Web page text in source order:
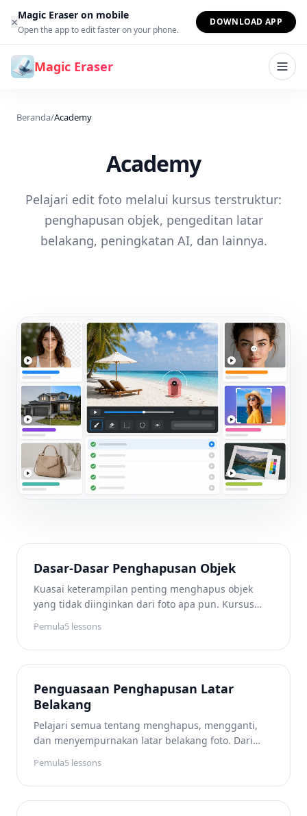
Lewati ke konten
×Magic Eraser on mobile
Open the app to edit faster on your phone.
DOWNLOAD APP
Magic Eraser
Beranda/Academy
Academy
Pelajari edit foto melalui kursus terstruktur:
penghapusan objek, pengeditan latar
belakang, peningkatan AI, dan lainnya.
Dasar-Dasar Penghapusan Objek
Kuasai keterampilan penting menghapus objek
yang tidak diinginkan dari foto apa pun. Kursus
alur kerja batch sehingga Anda dapat
membersihkan gambar dengan percaya diri.
Pemula5 lessons
Penguasaan Penghapusan Latar
Belakang
Pelajari semua tentang menghapus, mengganti,
dan menyempurnakan latar belakang foto. Dari
memberi Anda keterampilan untuk menghasilkan
gambar berkualitas studio dari foto sumber apa
Pemula5 lessons